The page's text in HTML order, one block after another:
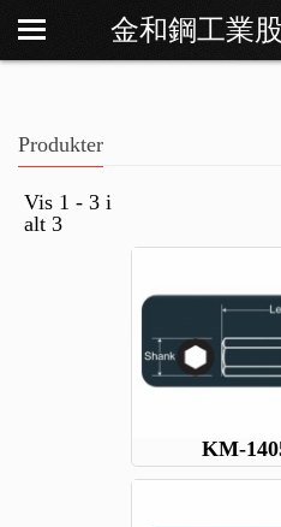
金和鋼工業
Om os
Kontakt
Produkter
Vis 1 - 3 i
alt 3
KM-